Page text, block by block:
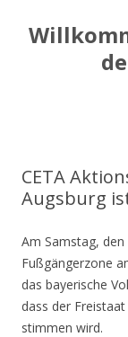
CETA
Augsburg
Am Samstag,
Fußgängerzone
das bayerische
dass der
stimmen wird.